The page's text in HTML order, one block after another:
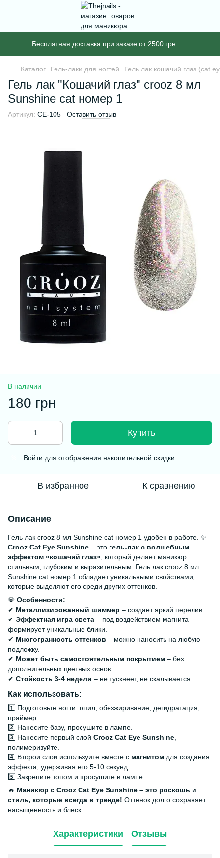
Бесплатная доставка при заказе от 2500 грн
Каталог Гель-лаки для ногтей Гель лак кошачий глаз (cat
Гель лак "Кошачий глаз" crooz 8 мл
Sunshine cat номер 1
Артикул: CE-105 Оставить отзыв
В наличии
180 грн
Купить
Войти для отображения накопительной скидки
В избранное К сравнению
Описание
Гель лак crooz 8 мл Sunshine cat номер 1 удобен в работе. ✨
Crooz Cat Eye Sunshine – это гель-лак с волшебным
эффектом «кошачий глаз» , который делает маникюр
стильным, глубоким и выразительным. Гель лак crooz 8 мл
Sunshine cat номер 1 обладает уникальными свойствами,
которые выделяют его среди других оттенков.
💎 Особенности:
✔ Металлизированный шиммер – создает яркий перелив.
✔ Эффектная игра света – под воздействием магнита
формирует уникальные блики.
✔ Многогранность оттенков – можно наносить на любую
подложку.
✔ Может быть самостоятельным покрытием – без
дополнительных цветных основ.
✔ Стойкость 3-4 недели – не тускнеет, не скалывается.
Как использовать:
1️⃣ Подготовьте ногти: опил, обезжиривание, дегидратация,
праймер.
2️⃣ Нанесите базу, просушите в лампе.
3️⃣ Нанесите первый слой Crooz Cat Eye Sunshine
полимеризуйте.
4️⃣ Второй слой используйте вместе с магнитом для создания
эффекта, удерживая его 5-10 секунд.
5️⃣ Закрепите топом и просушите в лампе.
🔥 Маникюр с Crooz Cat Eye Sunshine – это роскошь и
стиль, которые всегда в тренде! Оттенок долго сохраняет
насыщенность и блеск.
Характеристики Отзывы